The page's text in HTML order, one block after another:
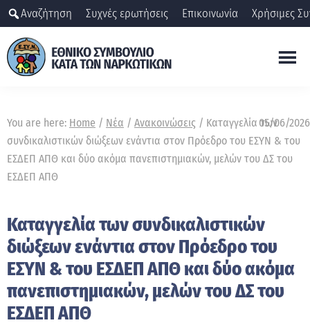
Skip
to
main
content
Αναζήτηση Συχνές ερωτήσεις Επικοινωνία Χρήσιμες
κατά
των
ναρκωτικών
You are here: Home / Νέα / Ανακοινώσεις / Καταγγελία των
συνδικαλιστικών διώξεων ενάντια στον Πρόεδρο του ΕΣΥΝ & του
ΕΣΔΕΠ ΑΠΘ και δύο ακόμα πανεπιστημιακών, μελών του ΔΣ του
ΕΣΔΕΠ ΑΠΘ
Καταγγελία των συνδικαλιστικών
διώξεων ενάντια στον Πρόεδρο του
ΕΣΥΝ & του ΕΣΔΕΠ ΑΠΘ και δύο ακόμα
πανεπιστημιακών, μελών του ΔΣ του
ΕΣΔΕΠ ΑΠΘ
05/06/2026